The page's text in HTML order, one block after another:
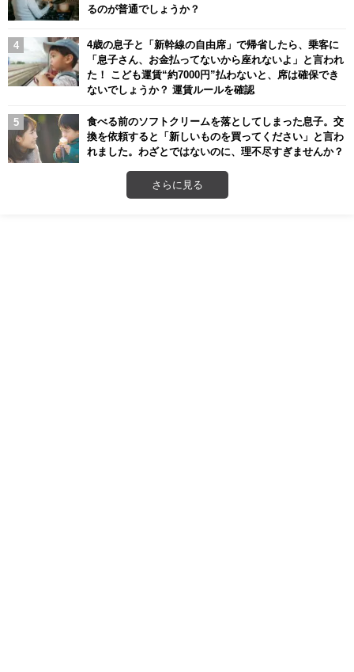
るのが普通でしょうか？
4歳の息子と「新幹線の自由席」で帰省したら、乗客に
「息子さん、お金払ってないから座れないよ」と言われ
た！ こども運賃“約7000円”払わないと、席は確保でき
ないでしょうか？ 運賃ルールを確認
食べる前のソフトクリームを落としてしまった息子。交
換を依頼すると「新しいものを買ってください」と言わ
れました。わざとではないのに、理不尽すぎませんか？
さらに見る